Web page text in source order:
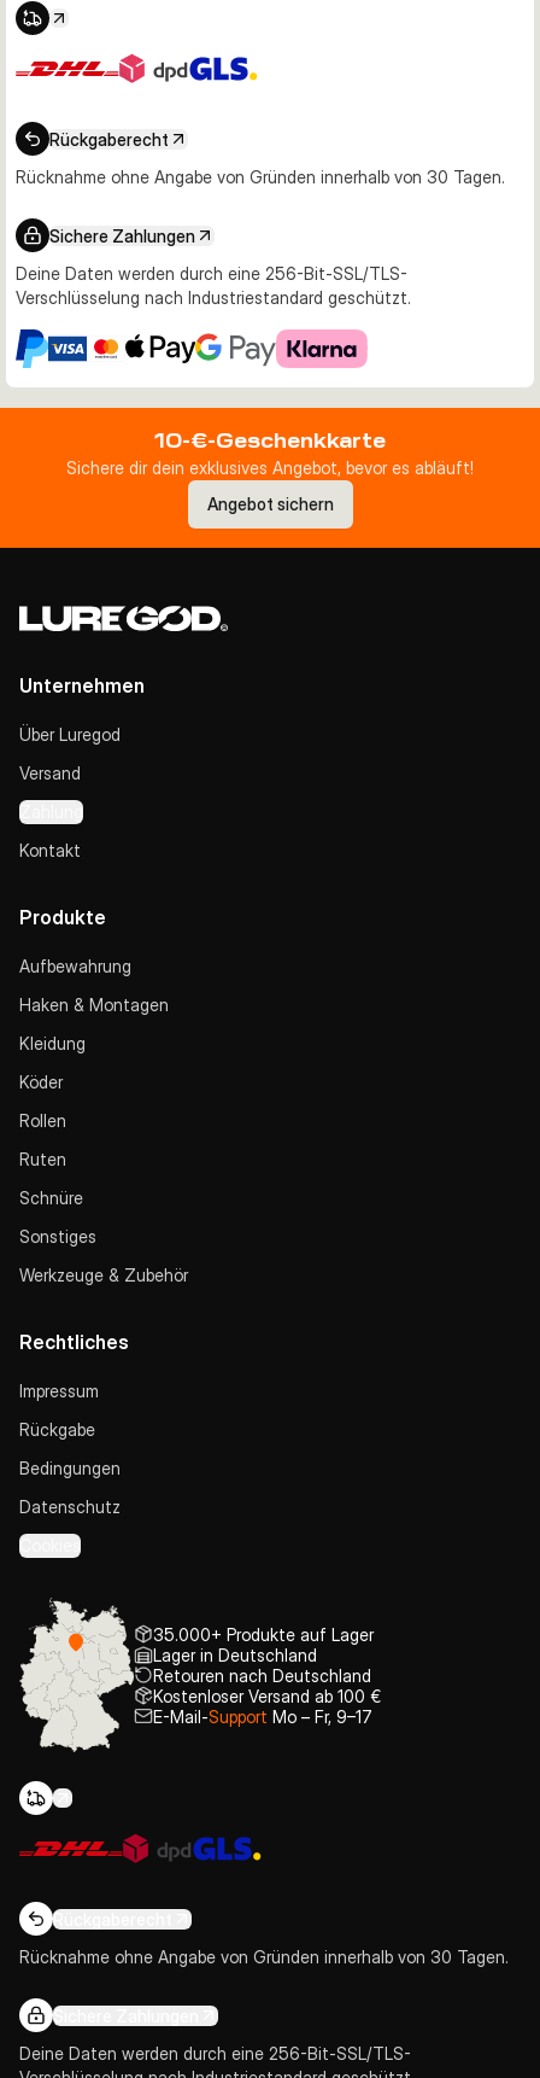
Rückgaberecht
Rücknahme ohne Angabe von Gründen innerhalb von 30 Tagen.
Sichere Zahlungen
Deine Daten werden durch eine 256-Bit-SSL/TLS-
Verschlüsselung nach Industriestandard geschützt.
10-€-Geschenkkarte
Sichere dir dein exklusives Angebot, bevor es abläuft!
Angebot sichern
Unternehmen
Über Luregod
Versand
Zahlung
Kontakt
Produkte
Aufbewahrung
Haken & Montagen
Kleidung
Köder
Rollen
Ruten
Schnüre
Sonstiges
Werkzeuge & Zubehör
Rechtliches
Impressum
Rückgabe
Bedingungen
Datenschutz
Cookies
35.000+ Produkte auf Lager
Lager in Deutschland
Retouren nach Deutschland
Kostenloser Versand ab 100 €
E-Mail-Support Mo – Fr, 9–17
Rückgaberecht
Rücknahme ohne Angabe von Gründen innerhalb von 30 Tagen.
Sichere Zahlungen
Deine Daten werden durch eine 256-Bit-SSL/TLS-